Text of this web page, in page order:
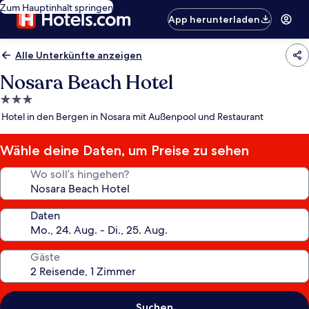
Zum Hauptinhalt springen
App herunterladen
Alle Unterkünfte anzeigen
Nosara Beach Hotel
3.0-
Sterne-
Hotel in den Bergen in Nosara mit Außenpool und Restaurant
Wähle deine Daten, um Preise zu sehen
Wo soll’s hingehen?
Daten
Gäste